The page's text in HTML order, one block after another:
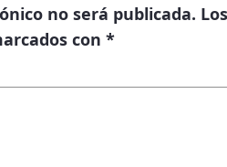
no será publicada. Los
con *